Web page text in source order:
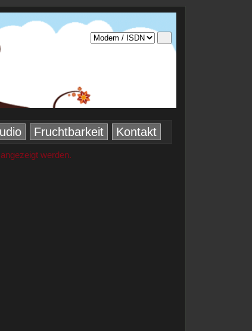
Fruchtbarkeit Kontakt
werden.